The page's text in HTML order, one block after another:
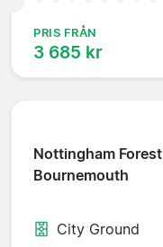
PRIS FRÅN
3 685 kr
Nottingham Forest
Bournemouth
City Ground